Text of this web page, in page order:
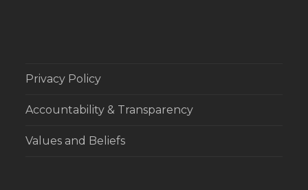
Privacy Policy
Accountability & Transparency
Values and Beliefs